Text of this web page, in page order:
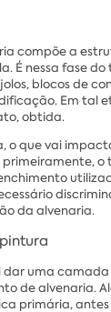
compõe a
É nessa fase
blocos de
Em tal
obtida.
o que vai
primeiramente,
da alvenaria.
dar uma
de alvenaria.
primária,